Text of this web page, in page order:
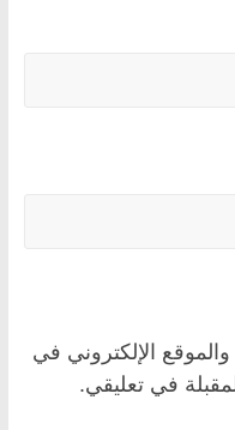
الإلكتروني في
في تعليقي.